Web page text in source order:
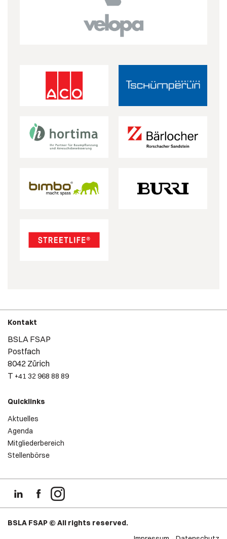
Kontakt
BSLA FSAP
Postfach
8042 Zürich
T +41 32 968 88 89
Quicklinks
Aktuelles
Agenda
Mitgliederbereich
Stellenbörse
BSLA FSAP © All rights reserved.